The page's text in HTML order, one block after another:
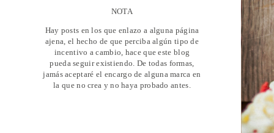
NOTA
Hay posts en los que enlazo a alguna página
ajena, el hecho de que perciba algún tipo de
incentivo a cambio, hace que este blog
pueda seguir existiendo. De todas formas,
jamás aceptaré el encargo de alguna marca en
la que no crea y no haya probado antes.